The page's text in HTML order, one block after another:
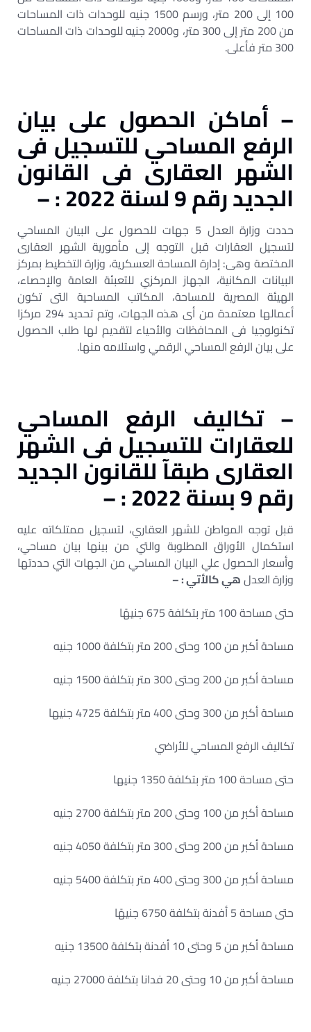
100 إلى 200 متر، ورسم 1500 جنيه للوحدات ذات المساحات
من 200 متر إلى 300 متر، و2000 جنيه للوحدات ذات المساحات
300 متر فأعلى.
– أماكن الحصول على بيان
الرفع المساحي للتسجيل فى
الشهر العقارى فى القانون
الجديد رقم 9 لسنة 2022 : –
حددت وزارة العدل 5 جهات للحصول على البيان المساحي
لتسجيل العقارات قبل التوجه إلى مأمورية الشهر العقارى
المختصة وهى: إدارة المساحة العسكرية، وزارة التخطيط بمركز
البيانات المكانية، الجهاز المركزي للتعبئة العامة والإحصاء،
الهيئة المصرية للمساحة، المكاتب المساحية التى تكون
أعمالها معتمدة من أى هذه الجهات، وتم تحديد 294 مركزا
تكنولوجيا فى المحافظات والأحياء لتقديم لها طلب الحصول
على بيان الرفع المساحي الرقمي واستلامه منها.
– تكاليف الرفع المساحي
للعقارات للتسجيل فى الشهر
العقارى طبقآ للقانون الجديد
رقم 9 بسنة 2022 : –
قبل توجه المواطن للشهر العقاري، لتسجيل ممتلكاته عليه
استكمال الأوراق المطلوبة والتي من بينها بيان مساحي،
وأسعار الحصول علي البيان المساحي من الجهات التي حددتها
وزارة العدلهي كالأتي : –
حتى مساحة 100 متر بتكلفة 675 جنيهًا
مساحة أكبر من 100 وحتى 200 متر بتكلفة 1000 جنيه
مساحة أكبر من 200 وحتى 300 متر بتكلفة 1500 جنيه
مساحة أكبر من 300 وحتى 400 متر بتكلفة 4725 جنيها
تكاليف الرفع المساحي للأراضي
حتى مساحة 100 متر بتكلفة 1350 جنيها
مساحة أكبر من 100 وحتى 200 متر بتكلفة 2700 جنيه
مساحة أكبر من 200 وحتى 300 متر بتكلفة 4050 جنيه
مساحة أكبر من 300 وحتى 400 متر بتكلفة 5400 جنيه
حتى مساحة 5 أفدنة بتكلفة 6750 جنيهًا
مساحة أكبر من 5 وحتى 10 أفدنة بتكلفة 13500 جنيه
مساحة أكبر من 10 وحتى 20 فدانا بتكلفة 27000 جنيه